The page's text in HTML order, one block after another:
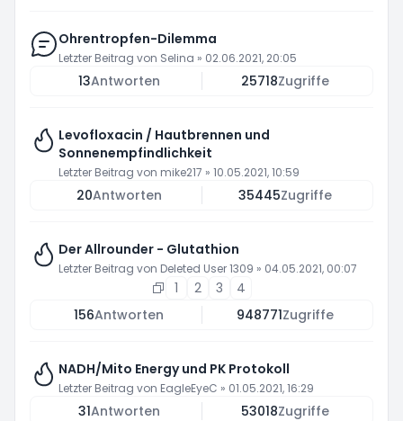
Ohrentropfen-Dilemma
Letzter Beitrag von Selina » 02.06.2021, 20:05
13Antworten 25718Zugriffe
Levofloxacin / Hautbrennen und
Sonnenempfindlichkeit
Letzter Beitrag von mike217 » 10.05.2021, 10:59
20Antworten 35445Zugriffe
Der Allrounder - Glutathion
Letzter Beitrag von Deleted User 1309 » 04.05.2021, 00:07
1 2 3
4
156Antworten 948771Zugriffe
NADH/Mito Energy und PK Protokoll
Letzter Beitrag von EagleEyeC » 01.05.2021, 16:29
31Antworten 53018Zugriffe